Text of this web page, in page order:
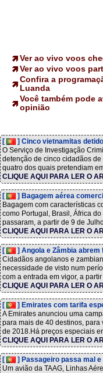
Ver ao vivo voos
Ver ao vivo voos
Confira a
Luanda
Você também pode
opinião
[ ] Cinco vietnamitas
O Serviço de Investigação
detenção de cinco cidadãos
quatro dos quais pretendiam
CLIQUE AQUI PARA LER O
[ ] Bagagem aérea
Bagagem com características
como Portugal, Brasil, África
passaram, a partir de 9 de
CLIQUE AQUI PARA LER O
[ ] Angola e Zâmbia
Cidadãos angolanos e
necessidade de visto num
com a entrada em vigor, a partir
CLIQUE AQUI PARA LER O
[ ] Emirates com tarifa
A Emirates anunciou uma
para mais de 40 destinos,
de 2018.Há preços especiais
CLIQUE AQUI PARA LER O
[ ] Passageiro passa mal
Um avião da TAAG, Linhas